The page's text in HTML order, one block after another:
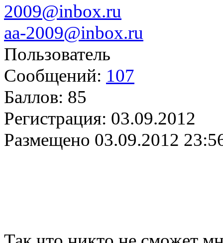
aa-2009@inbox.ru
Пользователь
Сообщений: 107
Баллов: 85
Регистрация: 03.09.2012
Размещено 03.09.2012